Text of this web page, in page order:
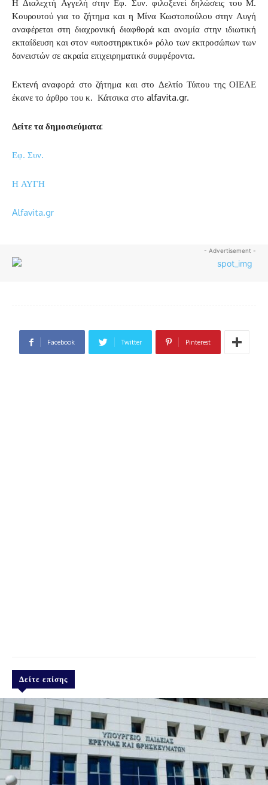
Η Διαλεχτή Αγγελή στην Εφ. Συν. φιλοξενεί δηλώσεις του Μ.
Κουρουτού για το ζήτημα και η Μίνα Κωστοπούλου στην Αυγή
αναφέρεται στη διαχρονική διαφθορά και ανομία στην ιδιωτική
εκπαίδευση και στον «υποστηρικτικό» ρόλο των εκπροσώπων των
δανειστών σε ακραία επιχειρηματικά συμφέροντα.
Εκτενή αναφορά στο ζήτημα και στο Δελτίο Τύπου της ΟΙΕΛΕ
έκανε το άρθρο του κ. Κάτσικα στο alfavita.gr.
Δείτε τα δημοσιεύματα:
Εφ. Συν.
Η ΑΥΓΗ
Alfavita.gr
- Advertisement -
Facebook Twitter Pinterest
Δείτε επίσης